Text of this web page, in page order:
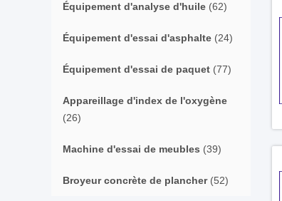
Équipement d'analyse d'huile (62)
Équipement d'essai d'asphalte (24)
Équipement d'essai de paquet (77)
Appareillage d'index de l'oxygène
(26)
Machine d'essai de meubles (39)
Broyeur concrète de plancher(52)